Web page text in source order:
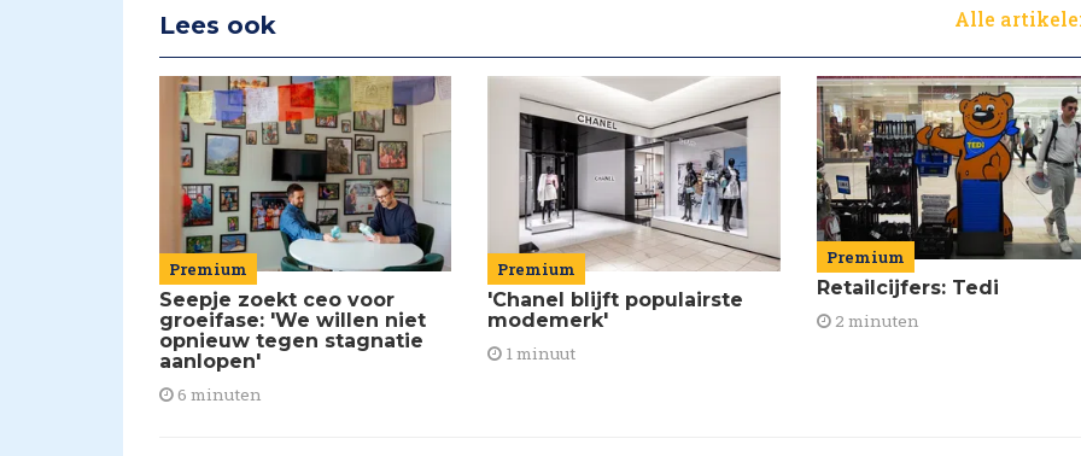
Lees ook Alle
Premium
Seepje zoekt ceo voor
groeifase: 'We willen niet
opnieuw tegen stagnatie
aanlopen'
6 minuten
Premium
'Chanel blijft populairste
modemerk'
1 minuut
Premium
Retailcijfers: Tedi
2 minuten